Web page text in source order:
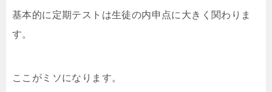
基本的に定期テストは生徒の内申点に大きく関わりま
す。
ここがミソになります。